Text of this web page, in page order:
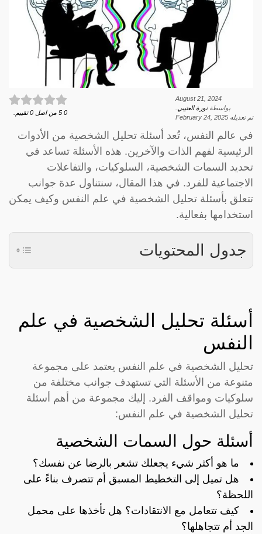
August 21, 2024
بواسطةنورة العتيبي
تم تعديله February 24, 2025
0
5 من اصل 0 تقييم.
في عالم النفس، تُعد أسئلة تحليل الشخصية من الأدوات
الرئيسية لفهم الذات والآخرين. هذه الأسئلة تساعد في
تحديد السمات الشخصية، السلوكيات، والتفاعلات
الاجتماعية للفرد. في هذا المقال، سنتناول عدة جوانب
تتعلق بأسئلة تحليل الشخصية في علم النفس وكيف يمكن
استخدامها بفعالية.
جدول المحتويات
أسئلة تحليل الشخصية في علم
النفس
تحليل الشخصية في علم النفس يعتمد على مجموعة
متنوعة من الأسئلة التي تستهدف جوانب مختلفة من
سلوكيات ومواقف الفرد. إليك مجموعة من أهم أسئلة
تحليل الشخصية في علم النفس:
أسئلة حول السمات الشخصية
ما هو أكثر شيء يجعلك تشعر بالرضا عن نفسك؟
هل تميل إلى التخطيط المسبق أم تتصرف بناءً على
اللحظة؟
كيف تتعامل مع الانتقادات؟ هل تأخذها على محمل
الجد أم تتجاهلها؟